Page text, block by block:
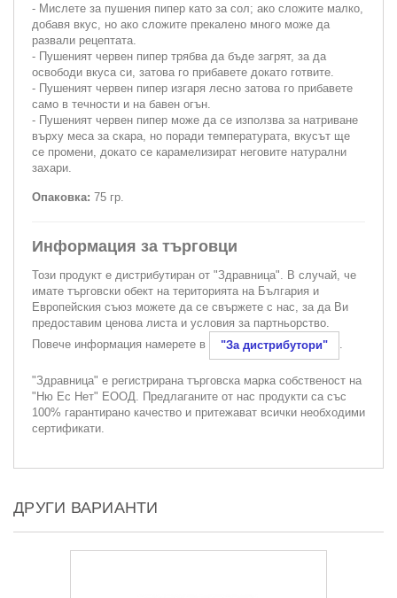
- Мислете за пушения пипер като за сол; ако сложите малко,
добавя вкус, но ако сложите прекалено много може да
развали рецептата.
- Пушеният червен пипер трябва да бъде загрят, за да
освободи вкуса си, затова го прибавете докато готвите.
- Пушеният червен пипер изгаря лесно затова го прибавете
само в течности и на бавен огън.
- Пушеният червен пипер може да се използва за натриване
върху меса за скара, но поради температурата, вкусът ще
се промени, докато се карамелизират неговите натурални
захари.
Опаковка: 75 гр.
Информация за търговци
Този продукт е дистрибутиран от "Здравница". В случай, че
имате търговски обект на територията на България и
Европейския съюз можете да се свържете с нас, за да Ви
предоставим ценова листа и условия за партньорство.
Повече информация намерете в
"За дистрибутори" .
"Здравница" е регистрирана търговска марка собственост на
"Ню Ес Нет" ЕООД. Предлаганите от нас продукти са със
100% гарантирано качество и притежават всички необходими
сертификати.
ДРУГИ ВАРИАНТИ